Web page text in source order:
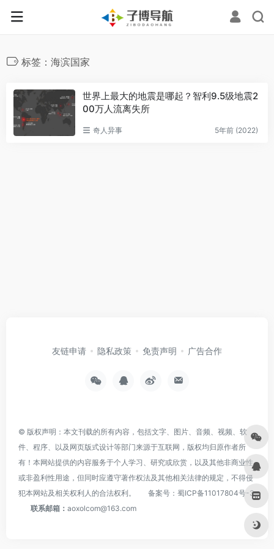
标签：海滨国家
世界上最大的地震是哪起？智利9.5级地震2
00万人流离失所
奇人异事 5年前 (2022)
友链申请 隐私政策 免责声明 广告合作
© 版权声明：本文刊载的所有内容，包括文字、图片、音频、视频、软
件、程序、以及网页版式设计等部门来源于互联网，版权均归原作者所
有！本网站提供的内容服务于个人学习、研究或欣赏，以及其他非商业性
或非盈利性用途，但同时应遵守著作权法及其他相关法律的规定，不得侵
犯本网站及相关权利人的合法权利。
备案号： 蜀ICP备11017804号-3
联系邮箱： aoxolcom@163.com